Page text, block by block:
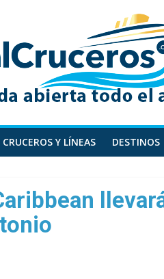
CRUCEROS Y LÍNEAS DESTINOS